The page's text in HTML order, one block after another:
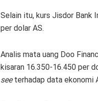
Selain itu, kurs Jisdor Bank
per dolar AS.
Analis mata uang Doo
kisaran 16.350-16.450 per
seeterhadap data ekonomi